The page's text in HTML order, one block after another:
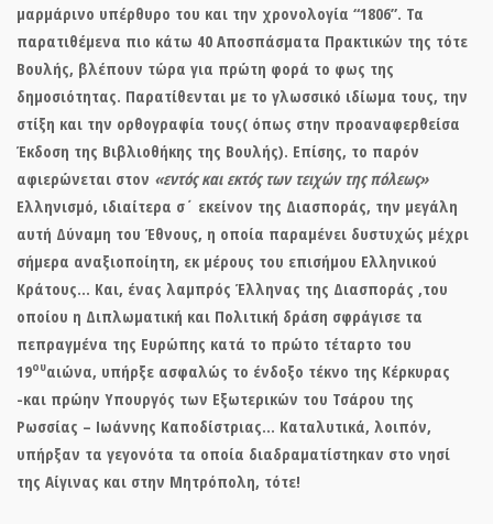
μαρμάρινο υπέρθυρο του και την χρονολογία “1806”. Τα
παρατιθέμενα πιο κάτω 40 Αποσπάσματα Πρακτικών της τότε
Βουλής, βλέπουν τώρα για πρώτη φορά το φως της
δημοσιότητας. Παρατίθενται με το γλωσσικό ιδίωμα τους, την
στίξη και την ορθογραφία τους( όπως στην προαναφερθείσα
Έκδοση της Βιβλιοθήκης της Βουλής). Επίσης, το παρόν
αφιερώνεται στον «εντός και εκτός των τειχών της πόλεως»
Ελληνισμό, ιδιαίτερα σ΄ εκείνον της Διασποράς, την μεγάλη
αυτή Δύναμη του Έθνους, η οποία παραμένει δυστυχώς μέχρι
σήμερα αναξιοποίητη, εκ μέρους του επισήμου Ελληνικού
Κράτους… Και, ένας λαμπρός Έλληνας της Διασποράς ,του
οποίου η Διπλωματική και Πολιτική δράση σφράγισε τα
πεπραγμένα της Ευρώπης κατά το πρώτο τέταρτο του
19ουαιώνα, υπήρξε ασφαλώς το ένδοξο τέκνο της Κέρκυρας
-και πρώην Υπουργός των Εξωτερικών του Τσάρου της
Ρωσσίας – Ιωάννης Καποδίστριας… Καταλυτικά, λοιπόν,
υπήρξαν τα γεγονότα τα οποία διαδραματίστηκαν στο νησί
της Αίγινας και στην Μητρόπολη, τότε!